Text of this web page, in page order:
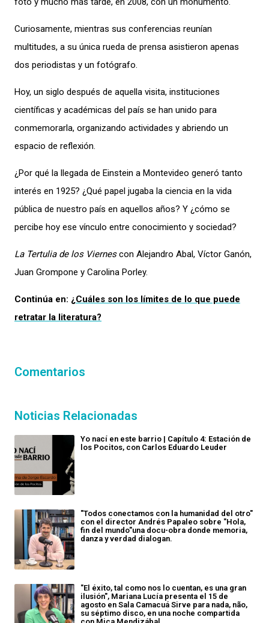
Curiosamente, mientras sus conferencias reunían
multitudes, a su única rueda de prensa asistieron apenas
dos periodistas y un fotógrafo.
Hoy, un siglo después de aquella visita, instituciones
científicas y académicas del país se han unido para
conmemorarla, organizando actividades y abriendo un
espacio de reflexión.
¿Por qué la llegada de Einstein a Montevideo generó tanto
interés en 1925? ¿Qué papel jugaba la ciencia en la vida
pública de nuestro país en aquellos años? Y ¿cómo se
percibe hoy ese vínculo entre conocimiento y sociedad?
La Tertulia de los Viernescon Alejandro Abal, Víctor Ganón,
Juan Grompone y Carolina Porley.
Continúa en: ¿Cuáles son los límites de lo que puede
retratar la literatura?
Comentarios
Noticias Relacionadas
Yo nací en este barrio | Capítulo 4: Estación de
los Pocitos, con Carlos Eduardo Leuder
"Todos conectamos con la humanidad del otro"
con el director Andrés Papaleo sobre "Hola,
fin del mundo"una docu-obra donde memoria,
danza y verdad dialogan.
"El éxito, tal como nos lo cuentan, es una gran
ilusión", Mariana Lucía presenta el 15 de
agosto en Sala Camacuá Sirve para nada, não,
su séptimo disco, en una noche compartida